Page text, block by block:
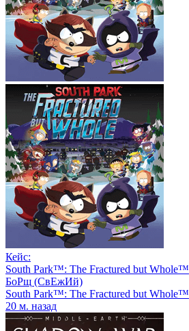
Кейс:
South Park™: The Fractured but Whole™
БоРщ (СвЕжИй)
South Park™: The Fractured but Whole™
20 м. назад